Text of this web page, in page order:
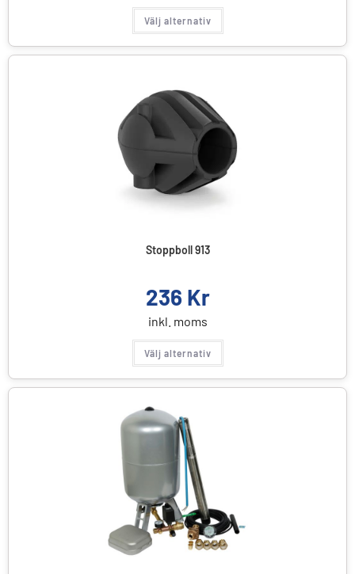
Välj alternativ
Stoppboll 913
236 Kr
inkl. moms
Välj alternativ